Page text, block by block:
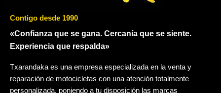
Contigo desde 1990
«Confianza que se gana. Cercanía que se siente.
Experiencia que respalda»
Txarandaka es una empresa especializada en la venta y
reparación de motocicletas con una atención totalmente
personalizada, poniendo a tu disposición las marcas